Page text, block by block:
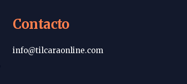
Contacto
info@tilcaraonline.com